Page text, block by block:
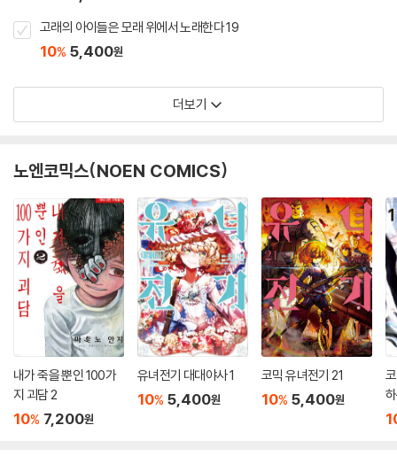
고래의 아이들은 모래 위에서 노래한다 19
10% 5,400원
더보기
노엔코믹스(NOEN COMICS)
내가 죽을 뿐인 100가
지 괴담 2
10% 7,200원
유녀전기 대대야사 1
10% 5,400원
코믹 유녀전기 21
10% 5,400원